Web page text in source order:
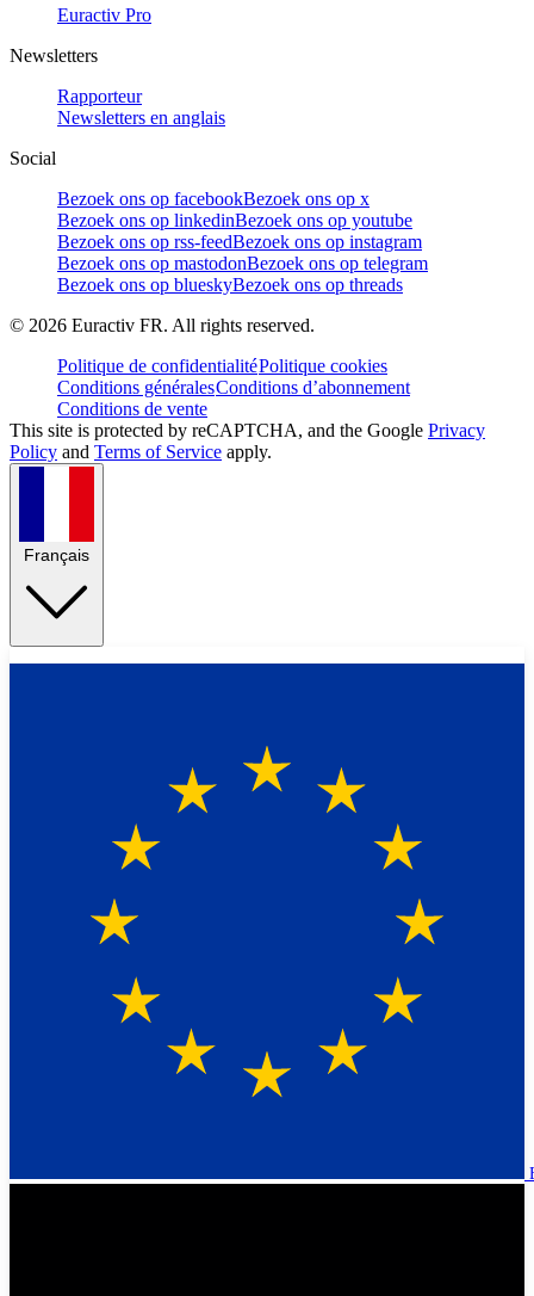
Euractiv Pro
Newsletters
Rapporteur
Newsletters en anglais
Social
Bezoek ons op facebookBezoek ons op x
Bezoek ons op linkedinBezoek ons op youtube
Bezoek ons op rss-feedBezoek ons op instagram
Bezoek ons op mastodonBezoek ons op telegram
Bezoek ons op blueskyBezoek ons op threads
© 2026 Euractiv FR. All rights reserved.
Politique de confidentialitéPolitique cookies
Conditions généralesConditions d’abonnement
Conditions de vente
This site is protected by reCAPTCHA, and the Google Privacy
Policy and Terms of Service apply.
Français